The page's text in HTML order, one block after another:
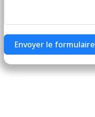
Envoyer le formulaire